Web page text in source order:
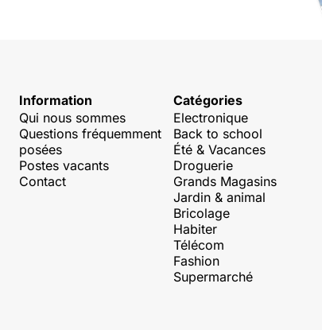
Information
Qui nous sommes
Questions fréquemment
posées
Postes vacants
Contact
Catégories
Electronique
Back to school
Été & Vacances
Droguerie
Grands Magasins
Jardin & animal
Bricolage
Habiter
Télécom
Fashion
Supermarché